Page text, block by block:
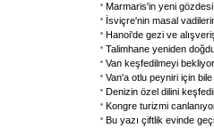
Marmaris'in yeni
İsviçre'nin masal
Hanoi'de gezi ve
Talimhane yeniden
Van keşfedilmeyi bekliyor
Van'a otlu peyniri için bile
Denizin özel dilini
Kongre turizmi
Bu yazı çiftlik evinde